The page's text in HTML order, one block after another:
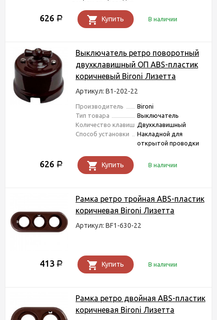
626 Р Купить В наличии
Выключатель ретро поворотный
двухклавишный ОП ABS-пластик
коричневый Bironi Лизетта
Артикул: B1-202-22
Производитель
Bironi
Тип товара
Выключатель
Количество клавиш Двухклавишный
Способ установки
Накладной для
открытой проводки
626 Р Купить В наличии
Рамка ретро тройная ABS-пластик
коричневая Bironi Лизетта
Артикул: BF1-630-22
413 Р Купить В наличии
Рамка ретро двойная ABS-пластик
коричневая Bironi Лизетта